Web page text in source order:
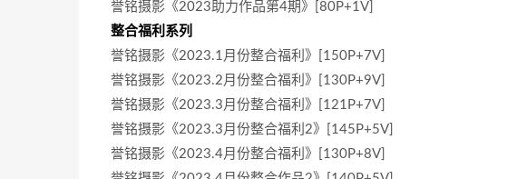
誉铭摄影《2023助力作品第4期》[80P+1V]
整合福利系列
誉铭摄影《2023.1月份整合福利》[150P+7V]
誉铭摄影《2023.2月份整合福利》[130P+9V]
誉铭摄影《2023.3月份整合福利》[121P+7V]
誉铭摄影《2023.3月份整合福利2》[145P+5V]
誉铭摄影《2023.4月份整合福利》[130P+8V]